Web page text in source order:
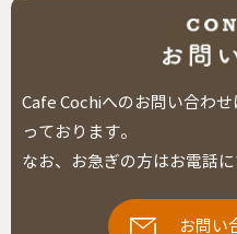
Cafe Cochiへのお問い合わ
っております。
なお、お急ぎの方はお電話
お問い